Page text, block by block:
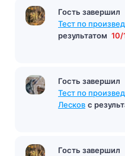
Гость завершил
Тест по
результатом 10/
Гость завершил
Тест по
Лесков с
Гость завершил